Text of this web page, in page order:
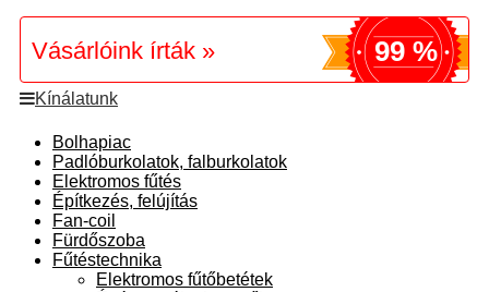
Vásárlóink írták » 99 %
Kínálatunk
Bolhapiac
Padlóburkolatok, falburkolatok
Elektromos fűtés
Építkezés, felújítás
Fan-coil
Fürdőszoba
Fűtéstechnika
Elektromos fűtőbetétek